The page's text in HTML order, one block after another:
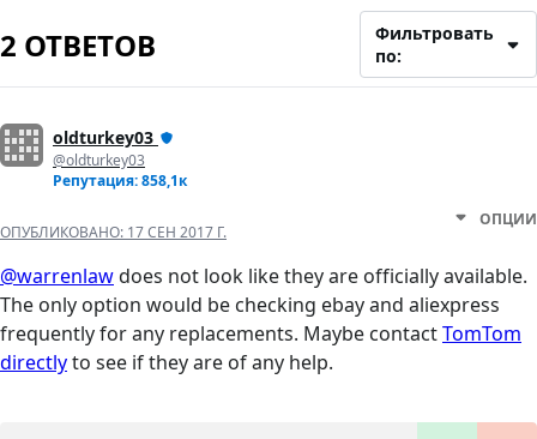
2 ОТВЕТОВ
Фильтровать
по:
oldturkey03
@oldturkey03
Репутация: 858,1к
ОПУБЛИКОВАНО: 17 СЕН 2017 Г.
ОПЦИИ
@warrenlawdoes not look like they are officially available.
The only option would be checking ebay and aliexpress
frequently for any replacements. Maybe contactTomTom
directlyto see if they are of any help.